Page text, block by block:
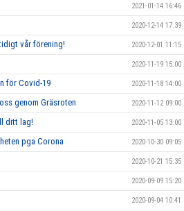
2021-01-14 16:46
2020-12-14 17:39
vår förening! 2020-12-01 11:15
2020-11-19 15:00
för Covid-19 2020-11-18 14:00
genom Gräsroten 2020-11-12 09:00
ditt lag! 2020-11-05 13:00
pga Corona 2020-10-30 09:05
2020-10-21 15:35
2020-09-09 15:20
2020-09-04 10:41